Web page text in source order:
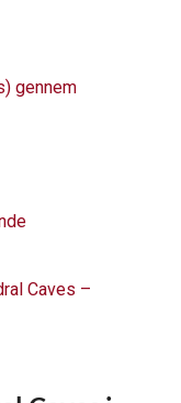
gennem
Caves –